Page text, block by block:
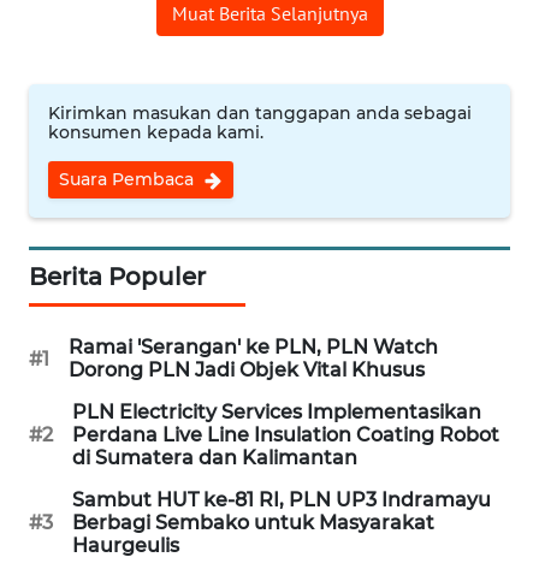
Muat Berita Selanjutnya
Kirimkan masukan dan tanggapan anda sebagai
konsumen kepada kami.
Suara Pembaca
Berita Populer
#1
Ramai 'Serangan' ke PLN, PLN Watch
Dorong PLN Jadi Objek Vital Khusus
#2
PLN Electricity Services Implementasikan
Perdana Live Line Insulation Coating Robot
di Sumatera dan Kalimantan
#3
Sambut HUT ke-81 RI, PLN UP3 Indramayu
Berbagi Sembako untuk Masyarakat
Haurgeulis
WN
WN
INDRAMAYU
WN
MAJALENGKA
SUBANG